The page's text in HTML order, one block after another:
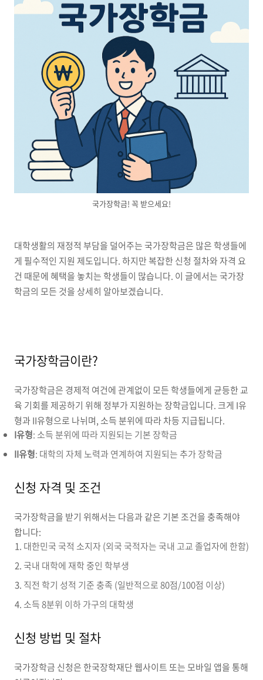
국가장학금! 꼭 받으세요!
대학생활의 재정적 부담을 덜어주는 국가장학금은 많은 학생들에
게 필수적인 지원 제도입니다. 하지만 복잡한 신청 절차와 자격 요
건 때문에 혜택을 놓치는 학생들이 많습니다. 이 글에서는 국가장
학금의 모든 것을 상세히 알아보겠습니다.
국가장학금이란?
국가장학금은 경제적 여건에 관계없이 모든 학생들에게 균등한 교
육 기회를 제공하기 위해 정부가 지원하는 장학금입니다. 크게 I유
형과 II유형으로 나뉘며, 소득 분위에 따라 차등 지급됩니다.
I유형: 소득 분위에 따라 지원되는 기본 장학금
II유형: 대학의 자체 노력과 연계하여 지원되는 추가 장학금
신청 자격 및 조건
국가장학금을 받기 위해서는 다음과 같은 기본 조건을 충족해야
합니다:
대한민국 국적 소지자 (외국 국적자는 국내 고교 졸업자에 한함)
국내 대학에 재학 중인 학부생
직전 학기 성적 기준 충족 (일반적으로 80점/100점 이상)
소득 8분위 이하 가구의 대학생
신청 방법 및 절차
국가장학금 신청은 한국장학재단 웹사이트 또는 모바일 앱을 통해